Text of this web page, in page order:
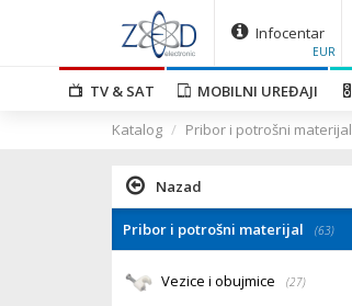
Infocentar
EUR
TV & SAT MOBILNI UREĐAJI
Katalog
Pribor i potrošni materijal
Nazad
Pribor i potrošni materijal (63)
Vezice i obujmice (27)